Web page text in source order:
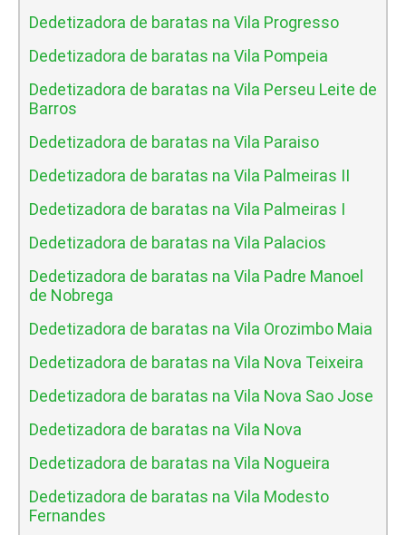
Dedetizadora de baratas na Vila Progresso
Dedetizadora de baratas na Vila Pompeia
Dedetizadora de baratas na Vila Perseu Leite de
Barros
Dedetizadora de baratas na Vila Paraiso
Dedetizadora de baratas na Vila Palmeiras II
Dedetizadora de baratas na Vila Palmeiras I
Dedetizadora de baratas na Vila Palacios
Dedetizadora de baratas na Vila Padre Manoel
de Nobrega
Dedetizadora de baratas na Vila Orozimbo Maia
Dedetizadora de baratas na Vila Nova Teixeira
Dedetizadora de baratas na Vila Nova Sao Jose
Dedetizadora de baratas na Vila Nova
Dedetizadora de baratas na Vila Nogueira
Dedetizadora de baratas na Vila Modesto
Fernandes